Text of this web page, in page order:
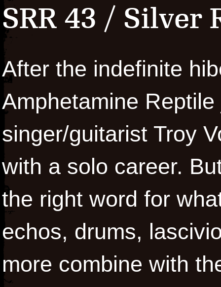
SRR 43 / Silver
After the indefinite
Amphetamine
singer/guitarist Troy
with a solo career.
the right word for
echos, drums,
more combine with